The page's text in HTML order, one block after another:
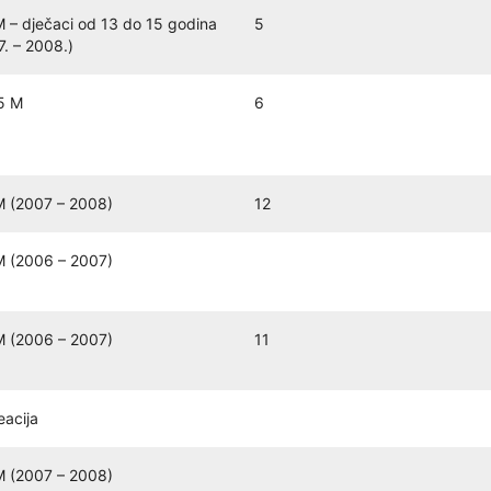
– dječaci od 13 do 15 godina
– 2008.)
5
M 6
(2007 – 2008) 12
(2006 – 2007)
(2006 – 2007) 11
(2007 – 2008)